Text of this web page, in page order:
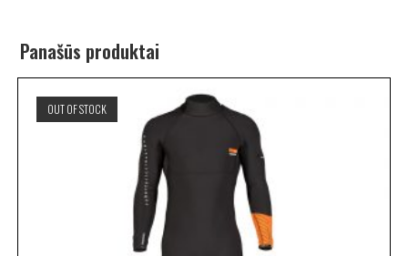
Panašūs produktai
OUT OF STOCK